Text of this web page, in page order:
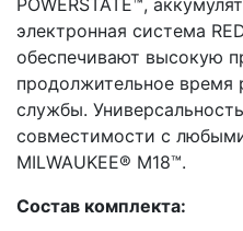
электронная система
обеспечивают высокую
продолжительное время
службы.
совместимости с
MILWAUKEE® M18™.
Состав комплекта: